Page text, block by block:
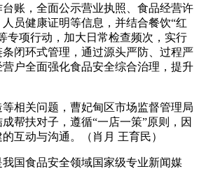
账，全面公示营业执照、食品经营许
员健康证明等信息，并结合餐饮“红
专项行动，加大日常检查频次，实行
闭环式管理，通过源头严防、过程严
户全面强化食品安全综合治理，提升
关问题，曹妃甸区市场监督管理局
帮扶对子，遵循“一店一策”原则，因
互动与沟通。（肖月 王育民）
食品安全领域国家级专业新闻媒